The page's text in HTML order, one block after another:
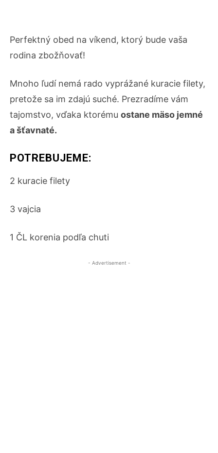
Perfektný obed na víkend, ktorý bude vaša
rodina zbožňovať!
Mnoho ľudí nemá rado vyprážané kuracie filety,
pretože sa im zdajú suché. Prezradíme vám
tajomstvo, vďaka ktorému ostane mäso jemné
a šťavnaté.
POTREBUJEME:
2 kuracie filety
3 vajcia
1 ČL korenia podľa chuti
- Advertisement -